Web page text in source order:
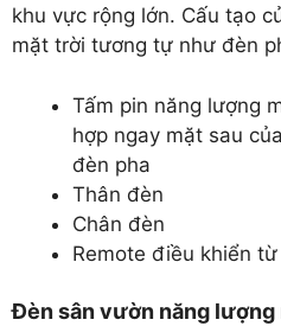
khu vực rộng lớn. Cấu tạo
mặt trời tương tự như đèn
Tấm pin năng lượng
hợp ngay mặt sau
đèn pha
Thân đèn
Chân đèn
Remote điều khiển từ
Đèn sân vườn năng lượng